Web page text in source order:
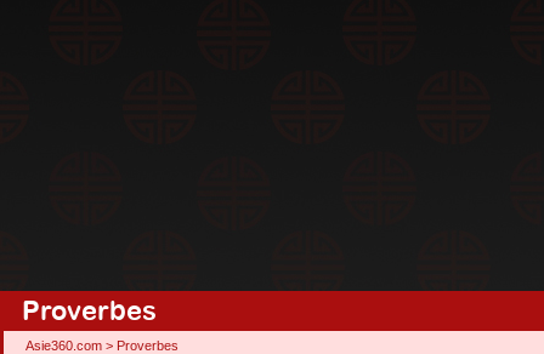
Proverbes
Asie360.com > Proverbes